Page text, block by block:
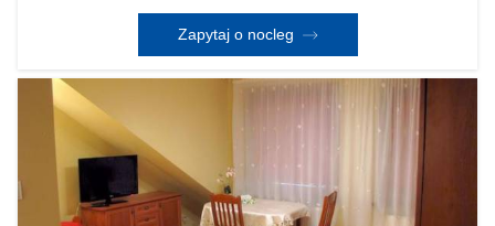
do słynnej ulicy Bohaterów Monte Cassino oraz Mola
niespełna 10-15 minut spacerem. Oferujemy 35 metro
Zapytaj o nocleg